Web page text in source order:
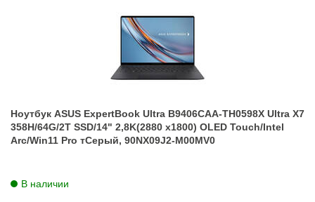
Ноутбук ASUS ExpertBook Ultra B9406CAA-TH0598X Ultra X7
358H/64G/2T SSD/14" 2,8K(2880 x1800) OLED Touch/Intel
Arc/Win11 Pro тСерый, 90NX09J2-M00MV0
В наличии